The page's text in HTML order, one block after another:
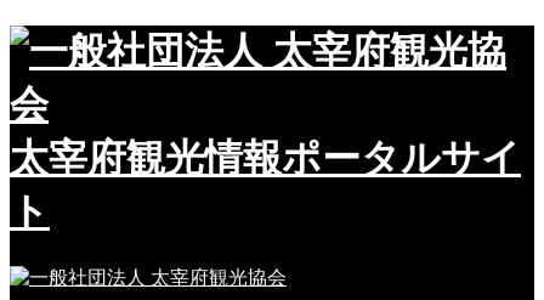
太宰府観光情報ポータルサイ
ト